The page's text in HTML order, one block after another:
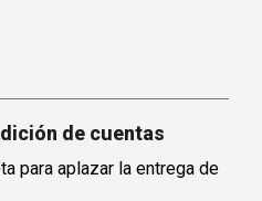
de cuentas